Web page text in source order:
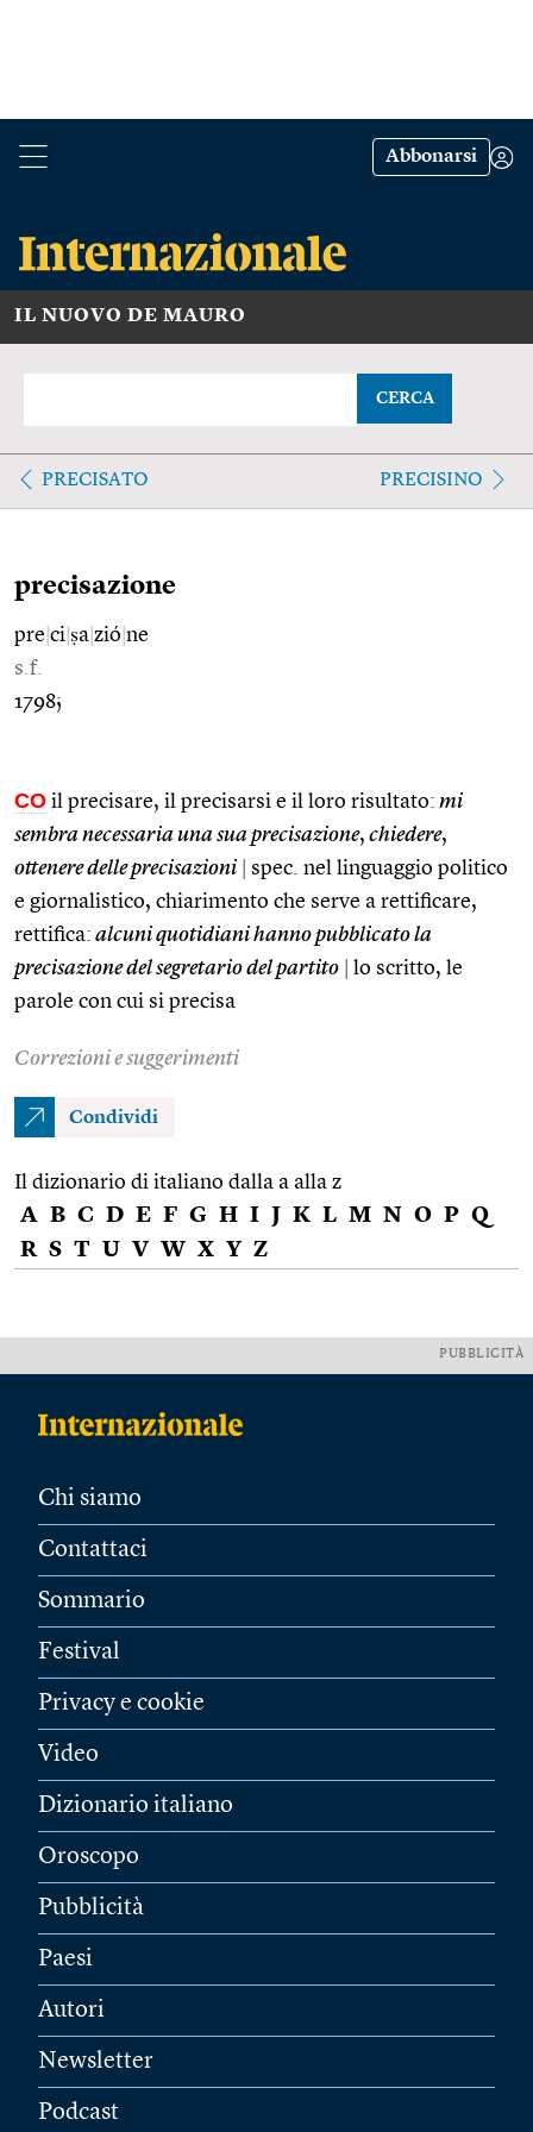
Abbonarsi
IL NUOVO DE MAURO
CERCA
PRECISATO PRECISINO
precisazione
pre ci ṣa zió ne
s.f.
1798;
CO il precisare, il precisarsi e il loro risultato: mi
sembra necessaria una sua precisazione, chiedere,
ottenere delle precisazioni
spec. nel linguaggio politico
e giornalistico, chiarimento che serve a rettificare,
rettifica: alcuni quotidiani hanno pubblicato la
precisazione del segretario del partito
lo scritto, le
parole con cui si precisa
Correzioni e suggerimenti
Condividi
Il dizionario di italiano dalla a alla z
A B C D E F G H I J K L M N O P Q
R S T U V W X Y Z
PUBBLICITÀ
Chi siamo
Contattaci
Sommario
Festival
Privacy e cookie
Video
Dizionario italiano
Oroscopo
Pubblicità
Paesi
Autori
Newsletter
Podcast